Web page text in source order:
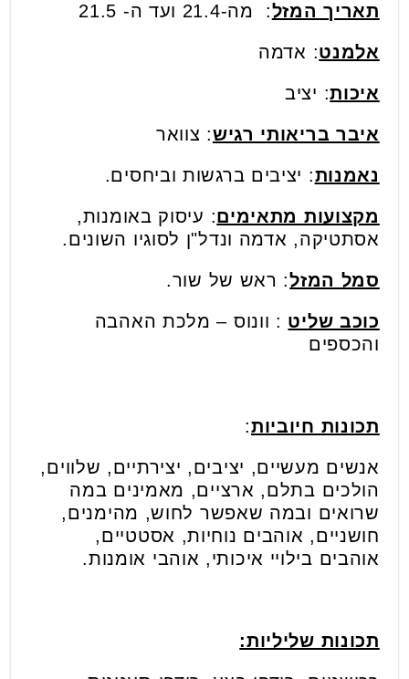
תאריך המזל: מה-21.4 ועד ה- 21.5
אלמנט: אדמה
איכות: יציב
איבר בריאותי רגיש: צוואר
נאמנות: יציבים ברגשות וביחסים.
מקצועות מתאימים: עיסוק באומנות,
אסתטיקה, אדמה ונדל"ן לסוגיו השונים.
סמל המזל: ראש של שור.
כוכב שליט : וונוס – מלכת האהבה
והכספים
תכונות חיוביות:
אנשים מעשיים, יציבים, יצירתיים, שלווים,
הולכים בתלם, ארציים, מאמינים במה
שרואים ובמה שאפשר לחוש, מהימנים,
חושניים, אוהבים נוחיות, אסטטיים,
אוהבים בילויי איכותי, אוהבי אומנות.
תכונות שליליות: